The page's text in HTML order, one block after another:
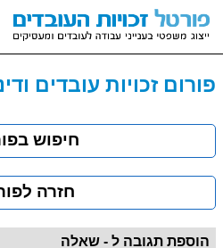
פורום זכויות עובדים
חיפוש
חזרה
הוספת תגובה ל - שאלה